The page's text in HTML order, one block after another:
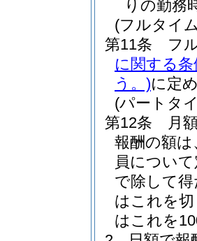
りの勤務
(フルタイ
第11条
フ
に関する条
う。)に定
(パートタ
第12条
月
報酬の額
員につい
で除して
はこれを
はこれを